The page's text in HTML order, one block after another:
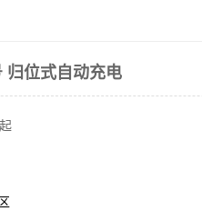
归位式自动充电